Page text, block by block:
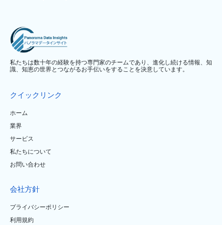
私たちは数十年の経験を持つ専門家のチームであり、進化し続ける情報、知
識、知恵の世界とつながるお手伝いをすることを決意しています。
クイックリンク
ホーム
業界
サービス
私たちについて
お問い合わせ
会社方針
プライバシーポリシー
利用規約